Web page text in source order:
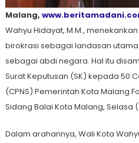
Malang,
Wahyu Hidayat, M.M.,
birokrasi sebagai landasan
sebagai abdi negara. Hal itu
Surat Keputusan (SK) kepada 50
(CPNS) Pemerintah Kota Malang
Sidang Balai Kota Malang, Selasa
Dalam arahannya, Wali Kota